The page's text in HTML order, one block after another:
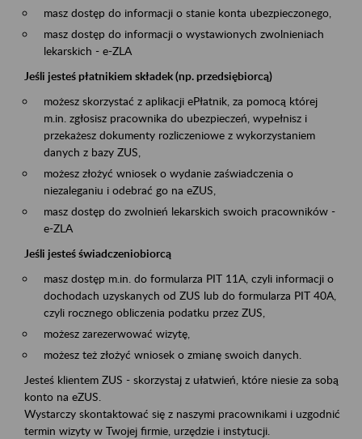
masz dostęp do informacji o stanie konta ubezpieczonego,
masz dostęp do informacji o wystawionych zwolnieniach
lekarskich - e-ZLA
Jeśli jesteś płatnikiem składek (np. przedsiębiorcą)
możesz skorzystać z aplikacji ePłatnik, za pomocą której
m.in. zgłosisz pracownika do ubezpieczeń, wypełnisz i
przekażesz dokumenty rozliczeniowe z wykorzystaniem
danych z bazy ZUS,
możesz złożyć wniosek o wydanie zaświadczenia o
niezaleganiu i odebrać go na eZUS,
masz dostęp do zwolnień lekarskich swoich pracowników -
e-ZLA
Jeśli jesteś świadczeniobiorcą
masz dostęp m.in. do formularza PIT 11A, czyli informacji o
dochodach uzyskanych od ZUS lub do formularza PIT 40A,
czyli rocznego obliczenia podatku przez ZUS,
możesz zarezerwować wizytę,
możesz też złożyć wniosek o zmianę swoich danych.
Jesteś klientem ZUS - skorzystaj z ułatwień, które niesie za sobą
konto na eZUS.
Wystarczy skontaktować się z naszymi pracownikami i uzgodnić
termin wizyty w Twojej firmie, urzędzie i instytucji.